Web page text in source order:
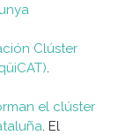
Clúster
el clúster
. El